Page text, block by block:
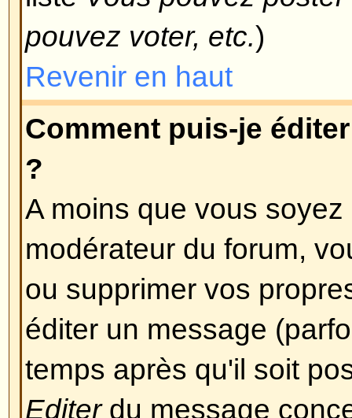
Seuls les utilisateurs
sondage (afin d'éviter le trucage
vous êtes enregistrés et que
pas voter, alors vous n'avez
droits d'accès appropriés.
Revenir en haut
Mise en forme et Types de
Qu'est-ce que le BBCode ?
Le BBCode est une
l'activation de l'utilisation du
par l'administrateur (vous
sur un message en particulier
Le BBCode en lui-même est